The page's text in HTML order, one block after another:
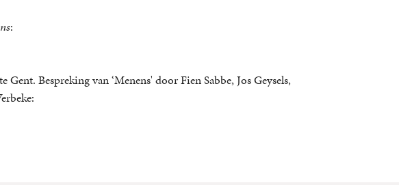
:
Bespreking van ‘Menens' door Fien Sabbe, Jos Geysels,